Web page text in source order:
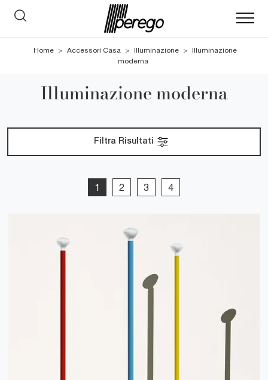
Home > Accessori Casa > Illuminazione > Illuminazione
moderna
Illuminazione moderna
Filtra Risultati
1 2 3 4